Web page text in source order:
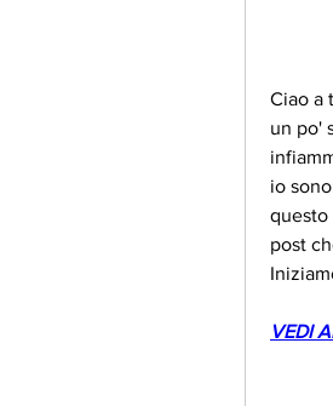
Ciao a
un po'
io
questo
post
VEDI